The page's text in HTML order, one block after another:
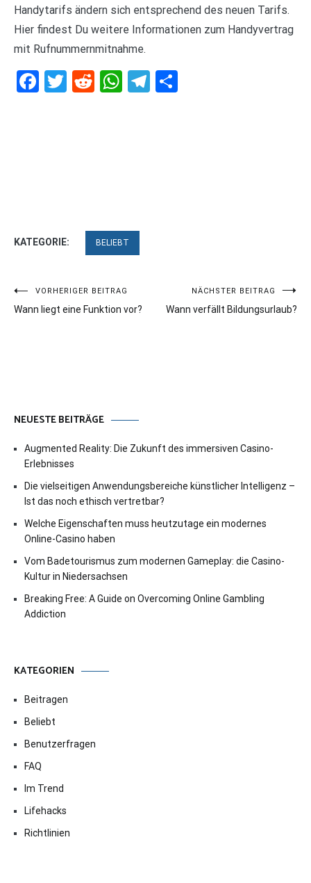
Handytarifs ändern sich entsprechend des neuen Tarifs.
Hier findest Du weitere Informationen zum Handyvertrag
mit Rufnummernmitnahme.
Facebook
Twitter
RedditWhatsApp
Telegram
KATEGORIE: BELIEBT
Beitragsnavigation
VORHERIGER BEITRAG
Wann liegt eine Funktion vor?
NÄCHSTER BEITRAG
Wann verfällt Bildungsurlaub?
NEUESTE BEITRÄGE
Augmented Reality: Die Zukunft des immersiven Casino-
Erlebnisses
Die vielseitigen Anwendungsbereiche künstlicher Intelligenz –
Ist das noch ethisch vertretbar?
Welche Eigenschaften muss heutzutage ein modernes
Online-Casino haben
Vom Badetourismus zum modernen Gameplay: die Casino-
Kultur in Niedersachsen
Breaking Free: A Guide on Overcoming Online Gambling
Addiction
KATEGORIEN
Beitragen
Beliebt
Benutzerfragen
FAQ
Im Trend
Lifehacks
Richtlinien